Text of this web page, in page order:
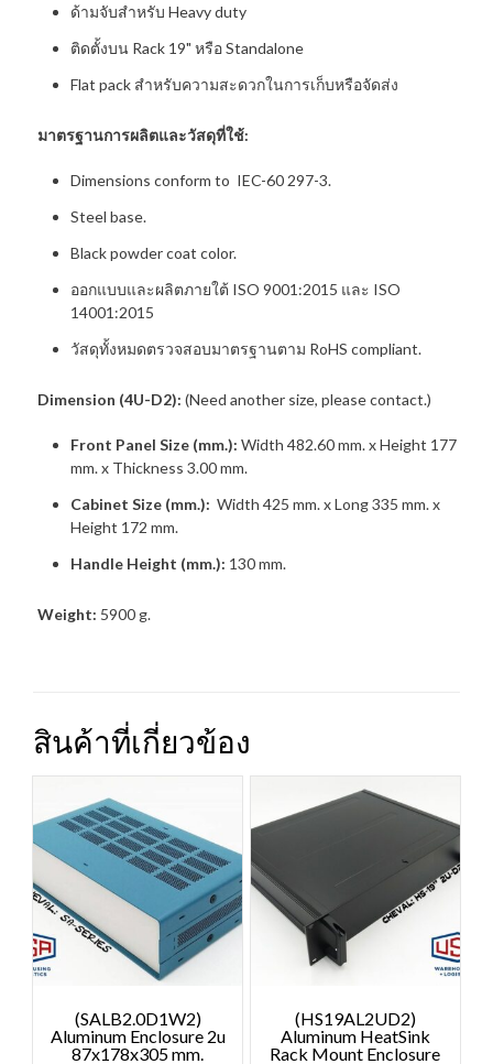
ด้ามจับสำหรับ Heavy duty
ติดตั้งบน Rack 19" หรือ Standalone
Flat pack สำหรับความสะดวกในการเก็บหรือจัดส่ง
มาตรฐานการผลิตและวัสดุที่ใช้:
Dimensions conform to IEC-60 297-3.
Steel base.
Black powder coat color.
ออกแบบและผลิตภายใต้ ISO 9001:2015 และ ISO
14001:2015
วัสดุทั้งหมดตรวจสอบมาตรฐานตาม RoHS compliant.
Dimension (4U-D2): (Need another size, please contact.)
Front Panel Size (mm.): Width 482.60 mm. x Height 177
mm. x Thickness 3.00 mm.
Cabinet Size (mm.): Width 425 mm. x Long 335 mm. x
Height 172 mm.
Handle Height (mm.): 130 mm.
Weight: 5900 g.
สินค้าที่เกี่ยวข้อง
(SALB2.0D1W2)
Aluminum Enclosure 2u
87x178x305 mm.
(HS19AL2UD2)
Aluminum HeatSink
Rack Mount Enclosure